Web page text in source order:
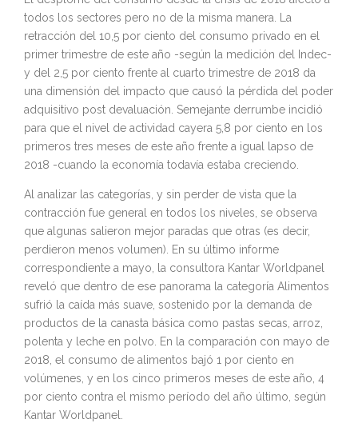
todos los sectores pero no de la misma manera. La
retracción del 10,5 por ciento del consumo privado en el
primer trimestre de este año -según la medición del Indec-
y del 2,5 por ciento frente al cuarto trimestre de 2018 da
una dimensión del impacto que causó la pérdida del poder
adquisitivo post devaluación. Semejante derrumbe incidió
para que el nivel de actividad cayera 5,8 por ciento en los
primeros tres meses de este año frente a igual lapso de
2018 -cuando la economía todavía estaba creciendo.
Al analizar las categorías, y sin perder de vista que la
contracción fue general en todos los niveles, se observa
que algunas salieron mejor paradas que otras (es decir,
perdieron menos volumen). En su último informe
correspondiente a mayo, la consultora Kantar Worldpanel
reveló que dentro de ese panorama la categoría Alimentos
sufrió la caída más suave, sostenido por la demanda de
productos de la canasta básica como pastas secas, arroz,
polenta y leche en polvo. En la comparación con mayo de
2018, el consumo de alimentos bajó 1 por ciento en
volúmenes, y en los cinco primeros meses de este año, 4
por ciento contra el mismo período del año último, según
Kantar Worldpanel.